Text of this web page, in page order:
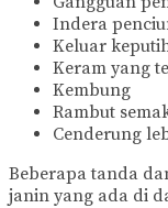
Indera
Keluar
Keram yang
Kembung
Rambut
Cenderung
Beberapa tanda
janin yang ada di